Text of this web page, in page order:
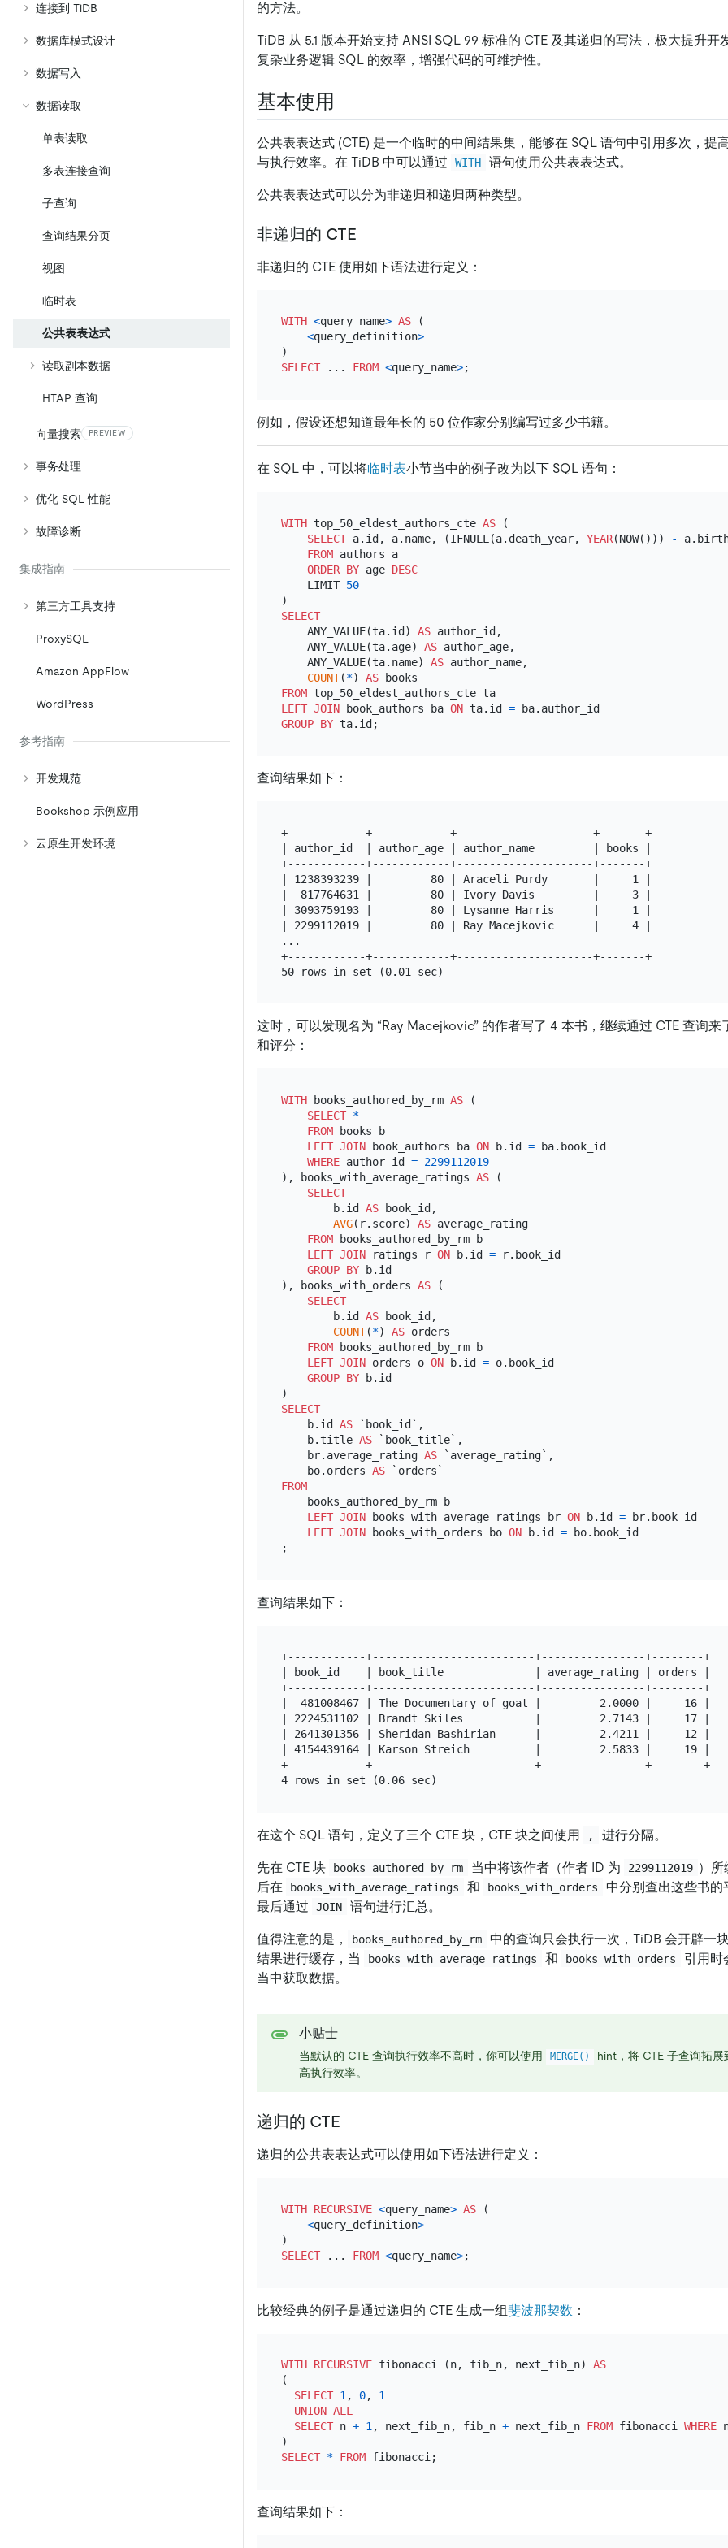
连接到 TiDB
数据库模式设计
数据写入
数据读取
单表读取
多表连接查询
子查询
查询结果分页
视图
临时表
公共表表达式
读取副本数据
HTAP 查询
向量搜索 PREVIEW
事务处理
优化 SQL 性能
故障诊断
集成指南
第三方工具支持
ProxySQL
Amazon AppFlow
WordPress
参考指南
开发规范
Bookshop 示例应用
云原生开发环境
的方法。
TiDB 从 5.1 版本开始支持 ANSI SQL 99 标准的 CTE 及其递归的写法，极大提升开
复杂业务逻辑 SQL 的效率，增强代码的可维护性。
基本使用
公共表表达式 (CTE) 是一个临时的中间结果集，能够在 SQL 语句中引用多次，提
与执行效率。在 TiDB 中可以通过
WITH 语句使用公共表表达式。
公共表表达式可以分为非递归和递归两种类型。
非递归的 CTE
非递归的 CTE 使用如下语法进行定义：
WITH <query_name> AS (
<query_definition>
SELECT ... FROM <query_name>
例如，假设还想知道最年长的 50 位作家分别编写过多少书籍。
在 SQL 中，可以将临时表小节当中的例子改为以下 SQL 语句：
WITH top_50_eldest_authors_cte AS (
SELECT a.id, a.name, (IFNULL(a.death_year, YEAR(NOW())) -
FROM authors a
ORDER BY age DESC
    LIMIT
50
SELECT
    ANY_VALUE(ta.id)
AS author_id,
    ANY_VALUE(ta.age)
AS author_age,
    ANY_VALUE(ta.name)
AS author_name,
COUNT(*) AS
FROM
top_50_eldest_authors_cte ta
LEFT JOIN book_authors ba ON ta.id =
ba.author_id
GROUP BY
查询结果如下：
+------------+------------+---------------------+-------+
| author_id  | author_age | author_name         | books |
+------------+------------+---------------------+-------+
| 1238393239 |         80 | Araceli Purdy       |     1 |
|  817764631 |         80 | Ivory Davis         |     3 |
| 3093759193 |         80 | Lysanne Harris      |     1 |
| 2299112019 |         80 | Ray Macejkovic      |     4 |
...
+------------+------------+---------------------+-------+
这时，可以发现名为 “Ray Macejkovic” 的作者写了 4 本书，继续通过 CTE 查询
和评分：
WITH books_authored_by_rm AS (
SELECT *
FROM books b
LEFT JOIN book_authors ba ON b.id = ba.book_id
WHERE author_id = 2299112019
), books_with_average_ratings AS (
SELECT
        b.id
AS book_id,
AVG(r.score) AS average_rating
FROM books_authored_by_rm b
LEFT JOIN ratings r ON b.id = r.book_id
GROUP BY b.id
), books_with_orders AS (
SELECT
        b.id
AS book_id,
COUNT(*) AS orders
FROM books_authored_by_rm b
LEFT JOIN orders o ON b.id = o.book_id
GROUP BY b.id
SELECT
    b.id
AS `book_id`,
    b.title
AS `book_title`,
    br.average_rating
AS `average_rating`,
    bo.orders
AS
FROM
    books_authored_by_rm b
LEFT JOIN books_with_average_ratings br ON b.id = br.book_id
LEFT JOIN books_with_orders bo ON b.id = bo.book_id
查询结果如下：
+------------+-------------------------+----------------+--------+
| book_id    | book_title              | average_rating | orders |
+------------+-------------------------+----------------+--------+
|  481008467 | The Documentary of goat |         2.0000 |     16 |
| 2224531102 | Brandt Skiles           |         2.7143 |     17 |
| 2641301356 | Sheridan Bashirian      |         2.4211 |     12 |
| 4154439164 | Karson Streich          |         2.5833 |     19 |
+------------+-------------------------+----------------+--------+
在这个 SQL 语句，定义了三个 CTE 块，CTE 块之间使用 , 进行分隔。
先在 CTE 块 books_authored_by_rm 当中将该作者（作者 ID 为 2299112019 ）
后在
books_with_average_ratings 和 books_with_orders
中分别查出这些书
最后通过
JOIN 语句进行汇总。
值得注意的是， books_authored_by_rm
中的查询只会执行一次，TiDB 会开辟一
结果进行缓存，当
books_with_average_ratings 和 books_with_orders
引用时
当中获取数据。
小贴士
当默认的 CTE 查询执行效率不高时，你可以使用 MERGE()
hint，将 CTE 子查询拓
高执行效率。
递归的 CTE
递归的公共表表达式可以使用如下语法进行定义：
WITH RECURSIVE <query_name> AS (
<query_definition>
SELECT ... FROM <query_name>
比较经典的例子是通过递归的 CTE 生成一组斐波那契数 ：
WITH RECURSIVE fibonacci (n, fib_n, next_fib_n) AS
(
SELECT 1 , 0, 1
UNION ALL
SELECT n + 1 , next_fib_n, fib_n + next_fib_n FROM fibonacci WHERE
SELECT * FROM
查询结果如下：